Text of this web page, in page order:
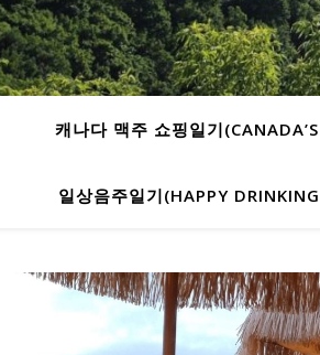
캐나다 맥주 쇼핑일기
일상음주일기(HAPPY